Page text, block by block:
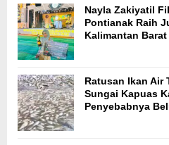
Nayla Zakiyatil
Pontianak Raih
Kalimantan Barat
Ratusan Ikan Air
Sungai Kapuas
Penyebabnya